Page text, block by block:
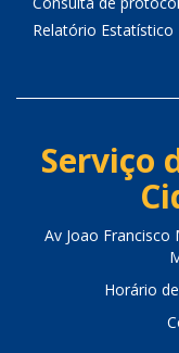
Relatório Estatístico
Serviço
Av Joao Francisco
Horário